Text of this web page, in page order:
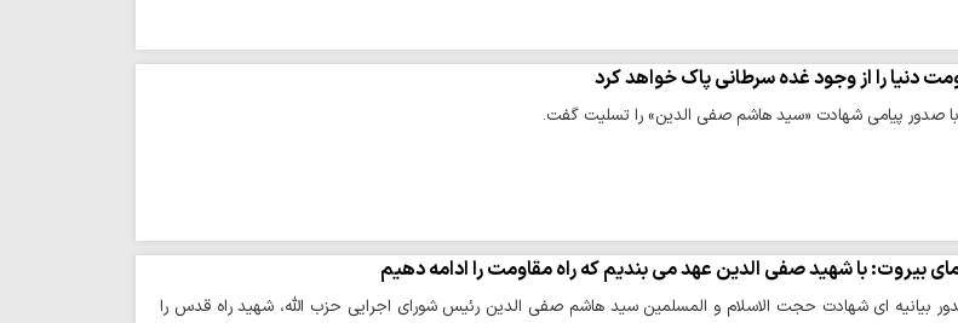
دنیا را از وجود غده سرطانی پاک خواهد کرد
صدور پیامی شهادت «سید هاشم صفی الدین» را تسلیت گفت.
بیروت: با شهید صفی الدین عهد می بندیم که راه مقاومت را ادامه دهیم
بیانیه ای شهادت حجت الاسلام و المسلمین سید هاشم صفی الدین رئیس شورای اجرایی حزب الله، شهید راه قدس را